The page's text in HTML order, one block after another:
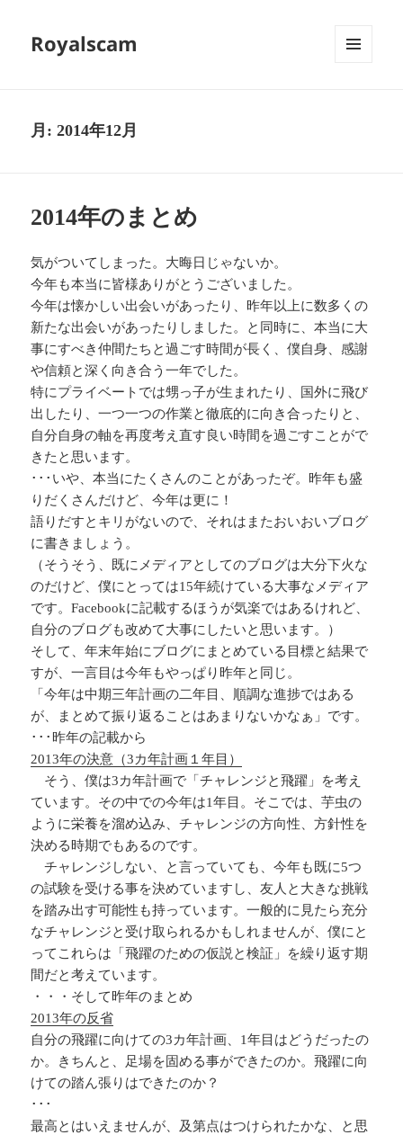
Royalscam
月:2014年12月
2014年のまとめ
気がついてしまった。大晦日じゃないか。
今年も本当に皆様ありがとうございました。
今年は懐かしい出会いがあったり、昨年以上に数多くの
新たな出会いがあったりしました。と同時に、本当に大
事にすべき仲間たちと過ごす時間が長く、僕自身、感謝
や信頼と深く向き合う一年でした。
特にプライベートでは甥っ子が生まれたり、国外に飛び
出したり、一つ一つの作業と徹底的に向き合ったりと、
自分自身の軸を再度考え直す良い時間を過ごすことがで
きたと思います。
･･･いや、本当にたくさんのことがあったぞ。昨年も盛
りだくさんだけど、今年は更に！
語りだすとキリがないので、それはまたおいおいブログ
に書きましょう。
（そうそう、既にメディアとしてのブログは大分下火な
のだけど、僕にとっては15年続けている大事なメディア
です。Facebookに記載するほうが気楽ではあるけれど、
自分のブログも改めて大事にしたいと思います。）
そして、年末年始にブログにまとめている目標と結果で
すが、一言目は今年もやっぱり昨年と同じ。
「今年は中期三年計画の二年目、順調な進捗ではある
が、まとめて振り返ることはあまりないかなぁ」です。
･･･昨年の記載から
2013年の決意（3カ年計画１年目）
そう、僕は3カ年計画で「チャレンジと飛躍」を考え
ています。その中での今年は1年目。そこでは、芋虫の
ように栄養を溜め込み、チャレンジの方向性、方針性を
決める時期でもあるのです。
チャレンジしない、と言っていても、今年も既に5つ
の試験を受ける事を決めていますし、友人と大きな挑戦
を踏み出す可能性も持っています。一般的に見たら充分
なチャレンジと受け取られるかもしれませんが、僕にと
ってこれらは「飛躍のための仮説と検証」を繰り返す期
間だと考えています。
・・・そして昨年のまとめ
2013年の反省
自分の飛躍に向けての3カ年計画、1年目はどうだったの
か。きちんと、足場を固める事ができたのか。飛躍に向
けての踏ん張りはできたのか？
･･･
最高とはいえませんが、及第点はつけられたかな、と思